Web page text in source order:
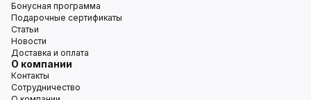
Бонусная программа
Подарочные сертификаты
Статьи
Новости
Доставка и оплата
О компании
Контакты
Сотрудничество